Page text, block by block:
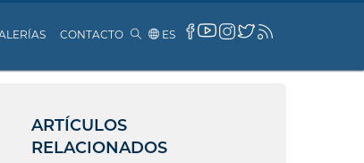
CONTACTO ES
ARTÍCULOS
RELACIONADOS